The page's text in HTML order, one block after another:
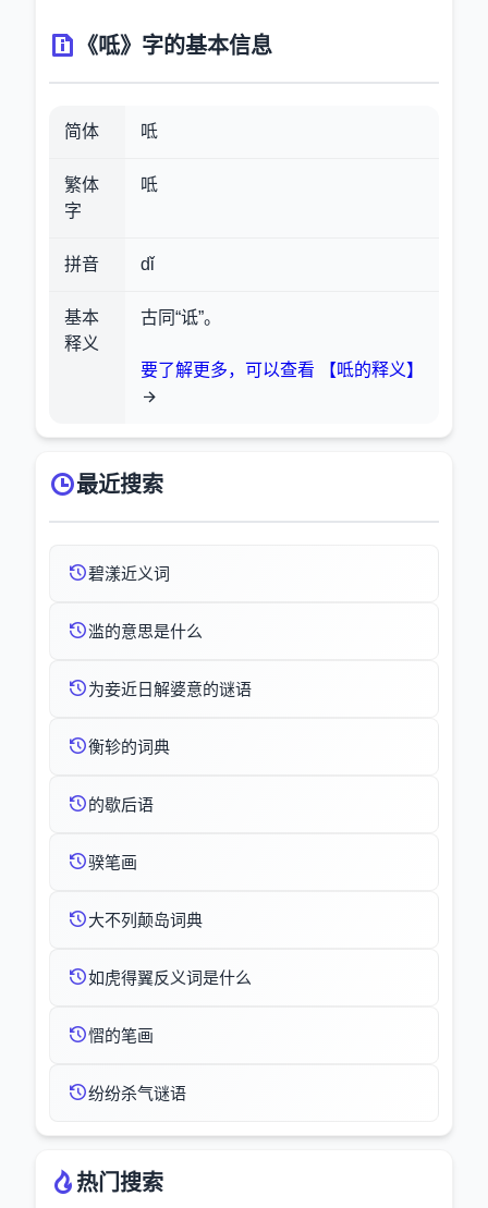
《呧》字的基本信息
简体 呧
繁体
字
呧
拼音 dǐ
基本
释义
古同“诋”。
要了解更多，可以查看 【呧的释义】
最近搜索
碧漾近义词
滥的意思是什么
为妾近日解婆意的谜语
衡轸的词典
的歇后语
骙笔画
大不列颠岛词典
如虎得翼反义词是什么
慴的笔画
纷纷杀气谜语
热门搜索